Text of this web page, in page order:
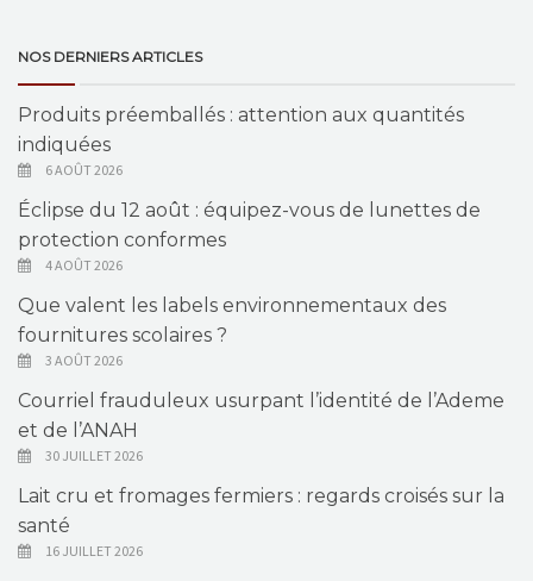
NOS DERNIERS ARTICLES
Produits préemballés : attention aux quantités
indiquées
6 AOÛT 2026
Éclipse du 12 août : équipez-vous de lunettes de
protection conformes
4 AOÛT 2026
Que valent les labels environnementaux des
fournitures scolaires ?
3 AOÛT 2026
Courriel frauduleux usurpant l’identité de l’Ademe
et de l’ANAH
30 JUILLET 2026
Lait cru et fromages fermiers : regards croisés sur la
santé
16 JUILLET 2026